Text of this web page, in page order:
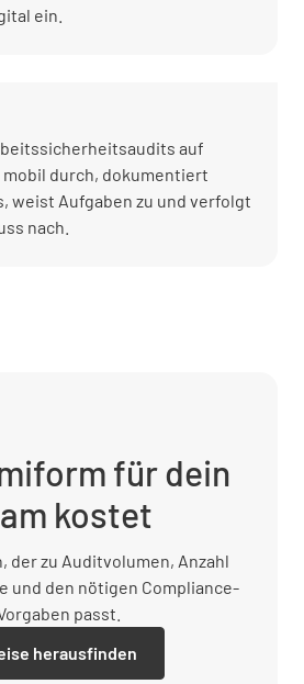
ein.
auf
durch, dokumentiert
weist Aufgaben zu und verfolgt
nach.
für dein
kostet
der zu Auditvolumen, Anzahl
und den nötigen Compliance-
passt.
herausfinden